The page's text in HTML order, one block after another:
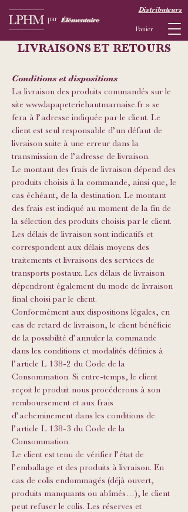
par
Panier
Distributeurs
LIVRAISONS ET RETOURS
Conditions et dispositions
La livraison des produits commandés sur le
site www.lapapeteriehautmarnaise.fr » se
fera à l’adresse indiquée par le client. Le
client est seul responsable d’un défaut de
livraison suite à une erreur dans la
transmission de l’adresse de livraison.
Le montant des frais de livraison dépend des
produits choisis à la commande, ainsi que, le
cas échéant, de la destination. Le montant
des frais est indiqué au moment de la fin de
la sélection des produits choisis par le client.
Les délais de livraison sont indicatifs et
correspondent aux délais moyens des
traitements et livraisons des services de
transports postaux. Les délais de livraison
dépendront également du mode de livraison
final choisi par le client.
Conformément aux dispositions légales, en
cas de retard de livraison, le client bénéficie
de la possibilité d’annuler la commande
dans les conditions et modalités définies à
l’article L 138-2 du Code de la
Consommation. Si entre-temps, le client
reçoit le produit nous procéderons à son
remboursement et aux frais
d’acheminement dans les conditions de
l’article L 138-3 du Code de la
Consommation.
Le client est tenu de vérifier l’état de
l’emballage et des produits à livraison. En
cas de colis endommagés (déjà ouvert,
produits manquants ou abîmés…), le client
peut refuser le colis. Les réserves et